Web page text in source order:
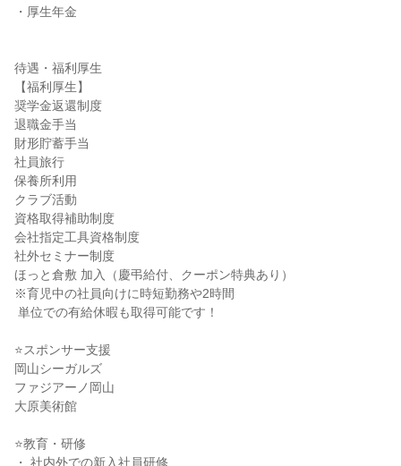
・厚生年金
待遇・福利厚生
【福利厚生】
奨学金返還制度
退職金手当
財形貯蓄手当
社員旅行
保養所利用
クラブ活動
資格取得補助制度
会社指定工具資格制度
社外セミナー制度
ほっと倉敷 加入（慶弔給付、クーポン特典あり）
※育児中の社員向けに時短勤務や2時間
⭐スポンサー支援
岡山シーガルズ
ファジアーノ岡山
大原美術館
⭐教育・研修
・ 社内外での新入社員研修